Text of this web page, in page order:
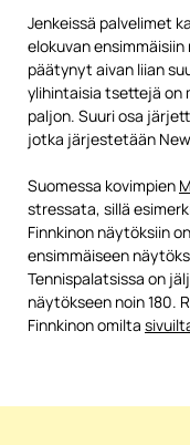
Jenkeissä palvelimet
elokuvan
päätynyt aivan liian
ylihintaisia tsettejä on
paljon. Suuri osa
jotka järjestetään
Suomessa kovimpien
stressata, sillä
Finnkinon näytöksiin
ensimmäiseen
Tennispalatsissa on
näytökseen noin 180.
Finnkinon omilta